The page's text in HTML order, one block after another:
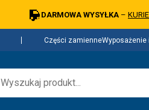
DARMOWA WYSYŁKA –
Części zamienneWyposażenie